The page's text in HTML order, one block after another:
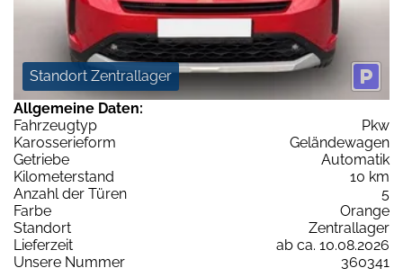
Standort Zentrallager
Allgemeine Daten:
Fahrzeugtyp
Pkw
Karosserieform
Geländewagen
Getriebe
Automatik
Kilometerstand
10 km
Anzahl der Türen
5
Farbe
Orange
Standort
Zentrallager
Lieferzeit
ab ca. 10.08.2026
Unsere Nummer
360341